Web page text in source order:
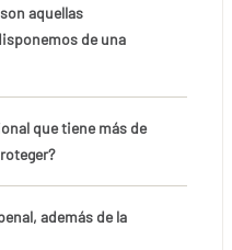
aquellas
de una
que tiene más de
además de la